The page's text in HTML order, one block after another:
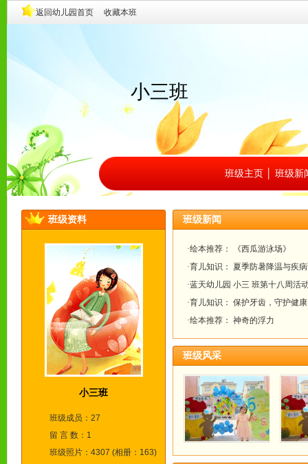
小三班
班级主页 班级新
班级资料
小三班
班级成员：27
留 言 数：1
班级照片：4307 (相册：163)
班级新闻
·绘本推荐： 《西瓜游泳场》
·育儿知识： 夏季防暑降温与疾
·蓝天幼儿园 小三 班第十八周活
·育儿知识： 保护牙齿，守护健康
·绘本推荐： 神奇的浮力
班级风采